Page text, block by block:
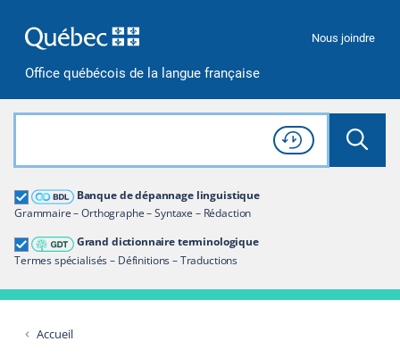
Office québécois de la langue française
Nous joindre
Rechercher dans tout le site
Lancer
Consulter l'
Historique
de recherche
Banque de dépannage linguistique
Grammaire – Orthographe – Syntaxe – Rédaction
Grand dictionnaire terminologique
Termes spécialisés – Définitions – Traductions
Grand dictionnaire terminologique
Restreindre aux termes
Accueil